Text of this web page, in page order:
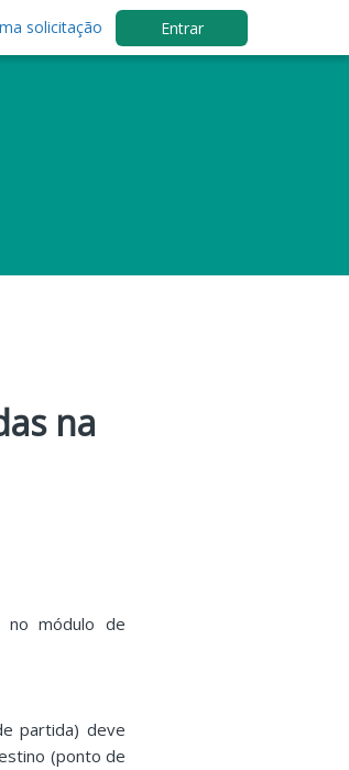
solicitação Entrar
na
no módulo de
partida) deve
(ponto de